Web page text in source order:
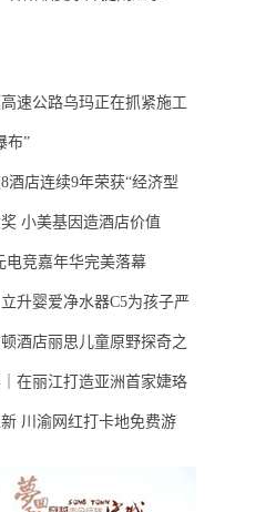
速公路乌玛正在抓紧施工
布”
酒店连续9年荣获“经济型
小美基因造酒店价值
电竞嘉年华完美落幕
升婴爱净水器C5为孩子严
酒店丽思儿童原野探奇之
在丽江打造亚洲首家婕珞
川渝网红打卡地免费游